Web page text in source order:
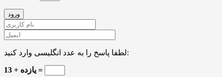
لطفا پاسخ را به عدد انگلیسی وارد کنید:
13 + یازده =